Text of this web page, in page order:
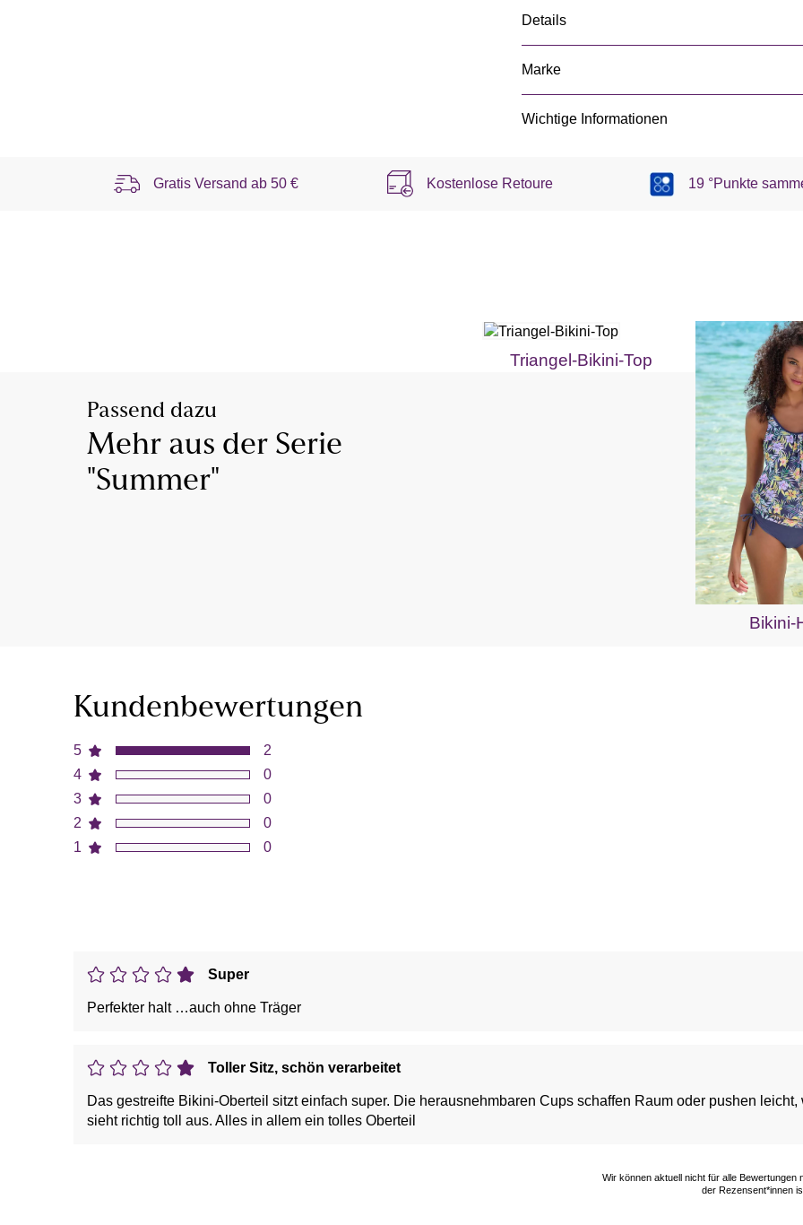
Details
Marke
Wichtige Informationen
Gratis Versand ab 50 € Kostenlose Retoure 19 °Punkte
Passend dazu
Mehr aus der Serie
"Summer"
Triangel-Bikini-Top
Bikini-
Kundenbewertungen
5
4
3
2
1
2
0
0
0
0
Super
Perfekter halt …auch ohne Träger
Toller Sitz, schön verarbeitet
Das gestreifte Bikini-Oberteil sitzt einfach super. Die herausnehmbaren Cups schaffen Raum oder pushen
sieht richtig toll aus. Alles in allem ein tolles Oberteil
Wir können aktuell nicht für alle
der Rezensent*innen